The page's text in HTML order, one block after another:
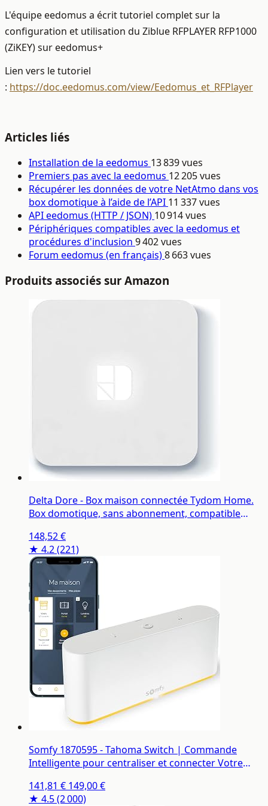
L'équipe eedomus a écrit tutoriel complet sur la
configuration et utilisation du Ziblue RFPLAYER RFP1000
(ZiKEY) sur eedomus+
Lien vers le tutoriel
: https://doc.eedomus.com/view/Eedomus_et_RFPlayer
Articles liés
Installation de la eedomus 13 839 vues
Premiers pas avec la eedomus 12 205 vues
Récupérer les données de votre NetAtmo dans vos
box domotique à l’aide de l’API 11 337 vues
API eedomus (HTTP / JSON) 10 914 vues
Périphériques compatibles avec la eedomus et
procédures d'inclusion 9 402 vues
Forum eedomus (en français)8 663 vues
Produits associés sur Amazon
Delta Dore - Box maison connectée Tydom Home.
Box domotique, sans abonnement, compatible
148,52 €
★ 4.2(221)
Somfy 1870595 - Tahoma Switch | Commande
Intelligente pour centraliser et connecter Votre
Contrôle à la Voix avec l'Assistant Google, Amazon
Alexa HomeKit
141,81 € 149,00 €
★ 4.5(2 000)